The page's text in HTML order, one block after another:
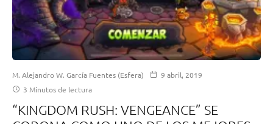
M. Alejandro W. García Fuentes (Esfera)
9 abril, 2019
3 Minutos de lectura
“KINGDOM RUSH: VENGEANCE” SE